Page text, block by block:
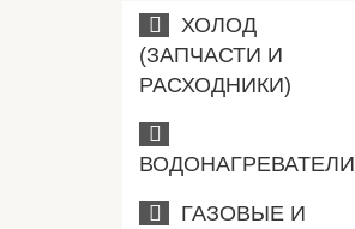
ХОЛОД
(ЗАПЧАСТИ И
РАСХОДНИКИ)
ВОДОНАГРЕВАТЕЛИ
ГАЗОВЫЕ И